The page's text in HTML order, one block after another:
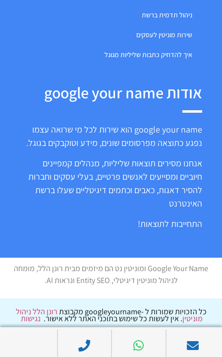
ניהול תדמית ברשת
שירות מוניטין לעסקים
איך להדחיק כתבות שליליות מגוגל
אודות google your name
google your name הוא שירות לכל מי שרואה עצמו
נפגע כתוצאה מפרסומים שונים, מידע וטוקבקים בגוגל.
אנחנו מסירים תוצאות שליליות, מנהלים קמפיינים
חיוביים ומסייעים לאנשים פרטיים, בעלי עסקים וחברות
להסיר דאגות, כאבים וכתמים דיגיטליים שעלו ברשת
האינטרנט
התחייבות לתוצאות!
Google Your Name ומוניטין נט הם מיזמים מבית רונן הלל, מומחה
לניהול מוניטין דיגיטלי, Entity SEO ונראות AI.
כל הזכויות שמורות ל -googleyourname מקבוצת רונן הלל ניהול
מוניטין. אין לעשות כל שימוש בתוכני האתר ללא אישור. נגישות